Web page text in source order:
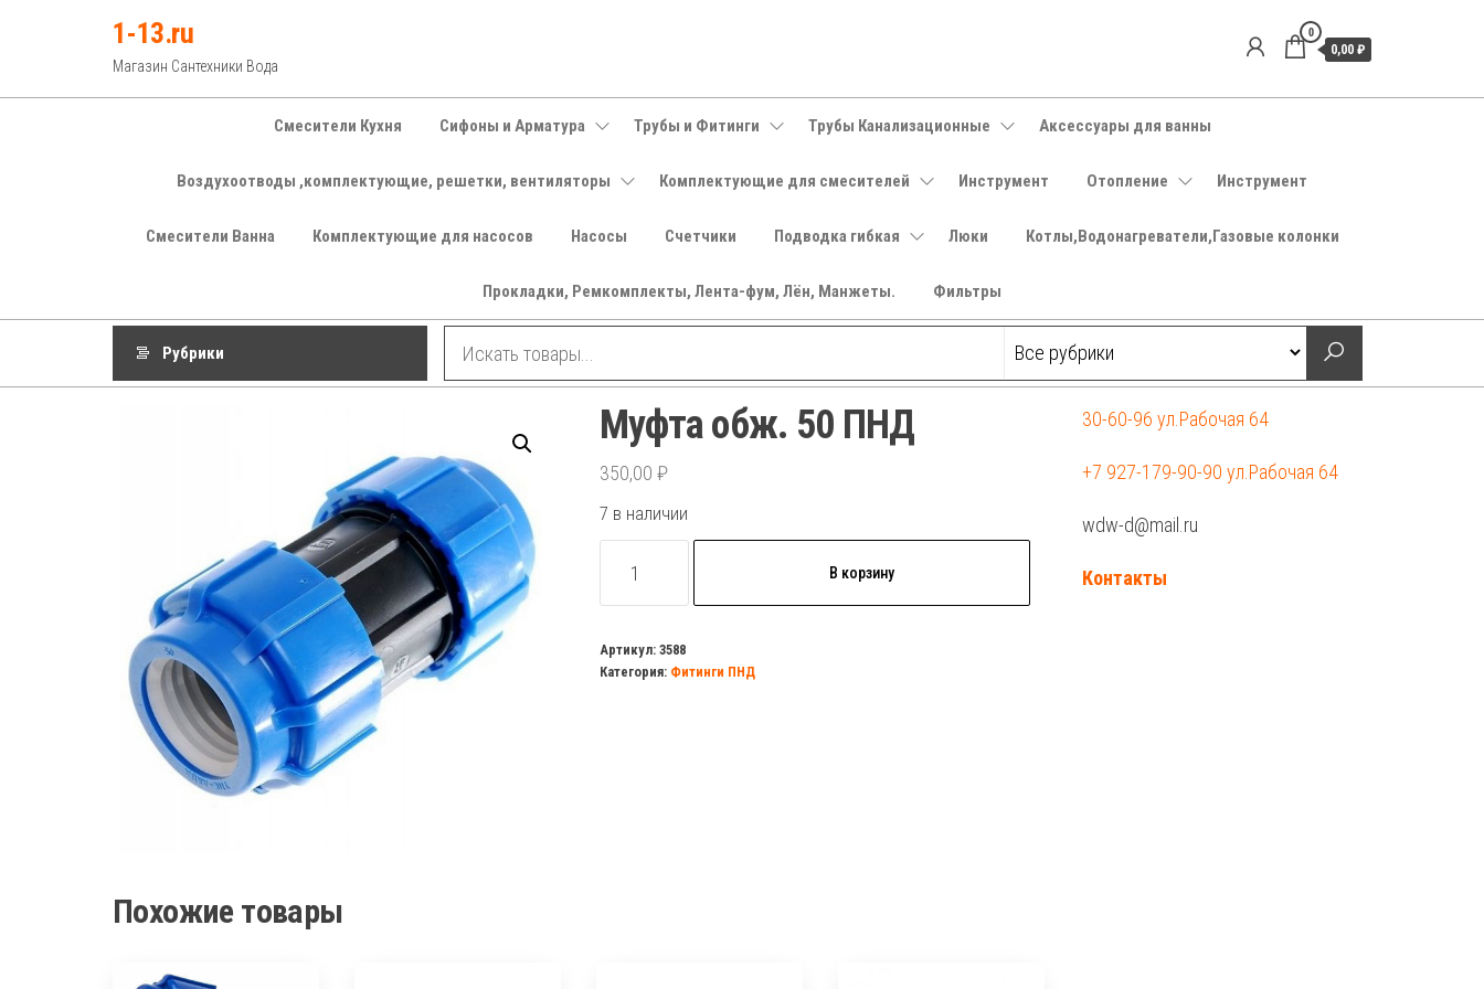
1-13.ru
Магазин Сантехники Вода
0
0,00 ₽
Смесители Кухня Сифоны и Арматура Трубы и Фитинги Трубы Канализационные Аксессуары для ванны
Воздухоотводы ,комплектующие, решетки, вентиляторы Комплектующие для смесителей Инструмент Отопление Инструмент
Смесители Ванна Комплектующие для насосов Насосы Счетчики Подводка гибкая Люки Котлы,Водонагреватели,Газовые колонки
Прокладки, Ремкомплекты, Лента-фум, Лён, Манжеты. Фильтры
Рубрики
Муфта обж. 50 ПНД
350,00 ₽
7 в наличии
товара
обж.
50
В корзину
Артикул: 3588
Категория: Фитинги ПНД
Похожие товары
30-60-96 ул.Рабочая 64
+7 927-179-90-90 ул.Рабочая 64
wdw-d@mail.ru
Контакты